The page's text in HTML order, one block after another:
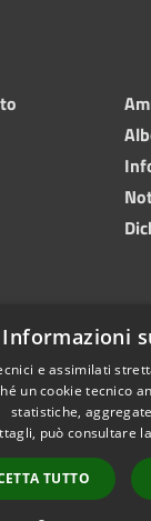
Informazioni
e assimilati
un cookie tecnico
statistiche,
può consultare
TUTTO